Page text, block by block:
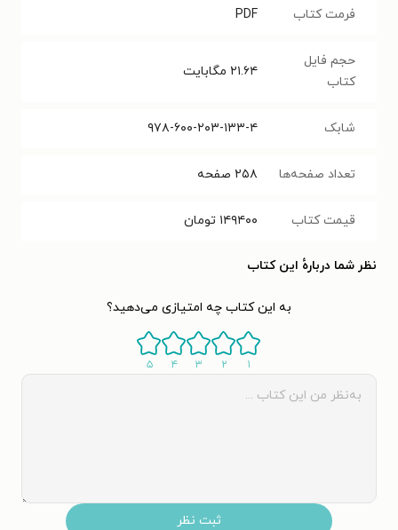
فرمت کتاب PDF
حجم فایل
کتاب
۲۱.۶۴ مگابایت
شابک ۹۷۸-۶۰۰-۲۰۳-۱۳۳-۴
تعداد صفحه‌ها ۲۵۸ صفحه
قیمت کتاب ۱۴۹۴۰۰ تومان
نظر شما دربارهٔ این کتاب
به این کتاب چه امتیازی می‌دهید؟
۱ ۲ ۳ ۴ ۵
ثبت نظر